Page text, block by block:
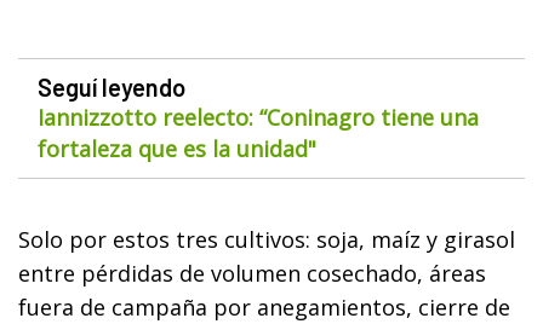
Seguí leyendo
Iannizzotto reelecto: “Coninagro tiene una
fortaleza que es la unidad"
Solo por estos tres cultivos: soja, maíz y girasol
entre pérdidas de volumen cosechado, áreas
fuera de campaña por anegamientos, cierre de